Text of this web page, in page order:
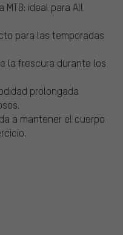
ideal para All
para las temporadas
la frescura durante los
prolongada
a mantener el cuerpo